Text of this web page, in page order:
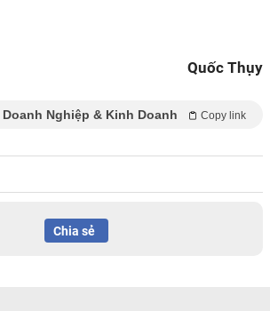
Quốc Thụy
Doanh Nghiệp & Kinh Doanh Copy link
Chia sẻ